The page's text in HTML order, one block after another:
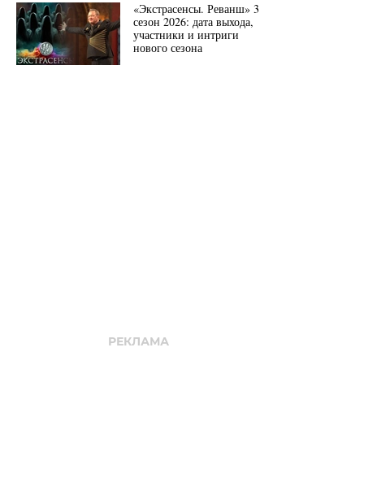
«Экстрасенсы. Реванш» 3
сезон 2026: дата выхода,
участники и интриги
нового сезона